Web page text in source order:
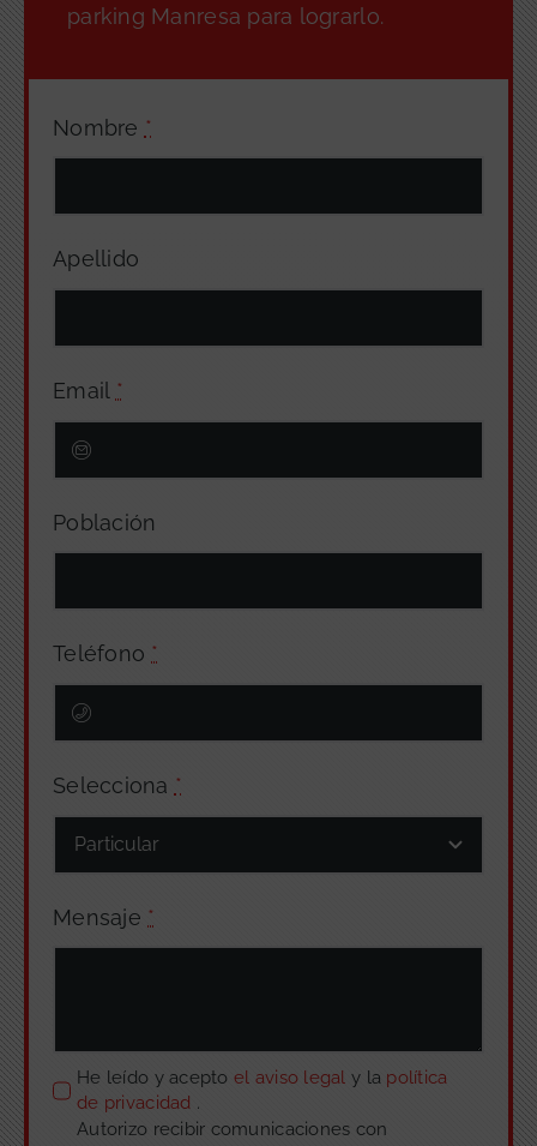
Nombre *
Apellido
Email *
Población
Teléfono *
Selecciona *
Mensaje *
He leído y acepto el aviso legaly la política
de privacidad .
Autorizo recibir comunicaciones con
parking Manresa para lograrlo.